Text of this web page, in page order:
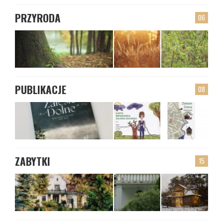
06
PRZYRODA
08
PUBLIKACJE
15
ZABYTKI